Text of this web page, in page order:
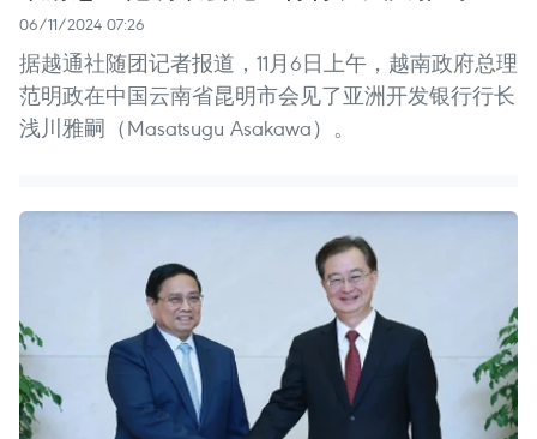
06/11/2024 07:26
据越通社随团记者报道，11月6日上午，越南政府总理
范明政在中国云南省昆明市会见了亚洲开发银行行长
浅川雅嗣（Masatsugu Asakawa）。